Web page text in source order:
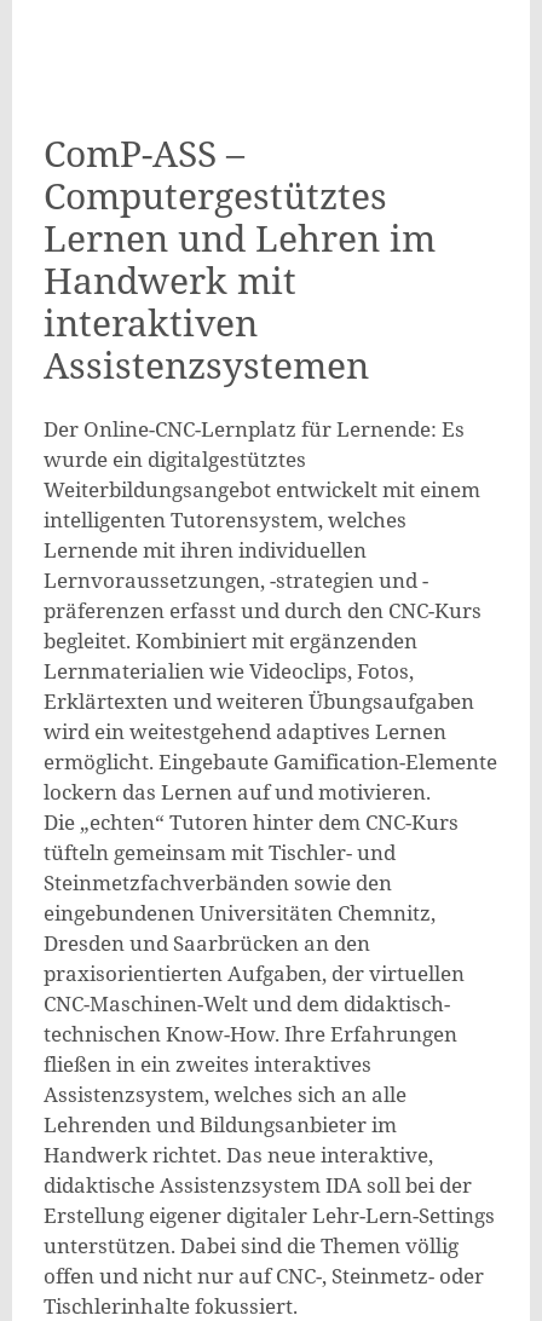
ComP-ASS –
Computergestütztes
Lernen und Lehren im
Handwerk mit
interaktiven
Assistenzsystemen
Der Online-CNC-Lernplatz für Lernende: Es
wurde ein digitalgestütztes
Weiterbildungsangebot entwickelt mit einem
intelligenten Tutorensystem, welches
Lernende mit ihren individuellen
Lernvoraussetzungen, -strategien und -
präferenzen erfasst und durch den CNC-Kurs
begleitet. Kombiniert mit ergänzenden
Lernmaterialien wie Videoclips, Fotos,
Erklärtexten und weiteren Übungsaufgaben
wird ein weitestgehend adaptives Lernen
ermöglicht. Eingebaute Gamification-Elemente
lockern das Lernen auf und motivieren.
Die „echten“ Tutoren hinter dem CNC-Kurs
tüfteln gemeinsam mit Tischler- und
Steinmetzfachverbänden sowie den
eingebundenen Universitäten Chemnitz,
Dresden und Saarbrücken an den
praxisorientierten Aufgaben, der virtuellen
CNC-Maschinen-Welt und dem didaktisch-
technischen Know-How. Ihre Erfahrungen
fließen in ein zweites interaktives
Assistenzsystem, welches sich an alle
Lehrenden und Bildungsanbieter im
Handwerk richtet. Das neue interaktive,
didaktische Assistenzsystem IDA soll bei der
Erstellung eigener digitaler Lehr-Lern-Settings
unterstützen. Dabei sind die Themen völlig
offen und nicht nur auf CNC-, Steinmetz- oder
Tischlerinhalte fokussiert.